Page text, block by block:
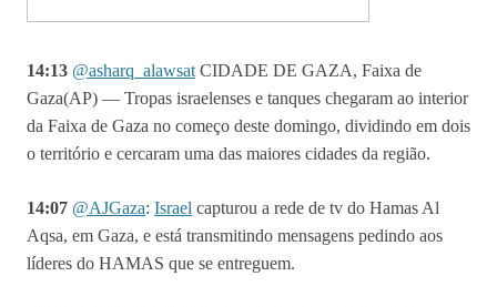
14:13 @asharq_alawsat CIDADE DE GAZA, Faixa de
Gaza(AP) — Tropas israelenses e tanques chegaram ao interior
da Faixa de Gaza no começo deste domingo, dividindo em dois
o território e cercaram uma das maiores cidades da região.
14:07 @AJGaza: Israel capturou a rede de tv do Hamas Al
Aqsa, em Gaza, e está transmitindo mensagens pedindo aos
líderes do HAMAS que se entreguem.